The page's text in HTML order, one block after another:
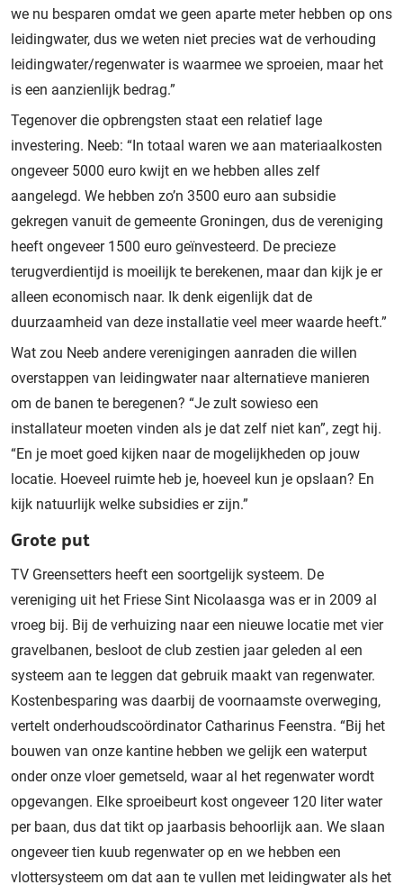
we nu besparen omdat we geen aparte meter hebben op ons
leidingwater, dus we weten niet precies wat de verhouding
leidingwater/regenwater is waarmee we sproeien, maar het
is een aanzienlijk bedrag.”
Tegenover die opbrengsten staat een relatief lage
investering. Neeb: “In totaal waren we aan materiaalkosten
ongeveer 5000 euro kwijt en we hebben alles zelf
aangelegd. We hebben zo’n 3500 euro aan subsidie
gekregen vanuit de gemeente Groningen, dus de vereniging
heeft ongeveer 1500 euro geïnvesteerd. De precieze
terugverdientijd is moeilijk te berekenen, maar dan kijk je er
alleen economisch naar. Ik denk eigenlijk dat de
duurzaamheid van deze installatie veel meer waarde heeft.”
Wat zou Neeb andere verenigingen aanraden die willen
overstappen van leidingwater naar alternatieve manieren
om de banen te beregenen? “Je zult sowieso een
installateur moeten vinden als je dat zelf niet kan”, zegt hij.
“En je moet goed kijken naar de mogelijkheden op jouw
locatie. Hoeveel ruimte heb je, hoeveel kun je opslaan? En
kijk natuurlijk welke subsidies er zijn.”
Grote put
TV Greensetters heeft een soortgelijk systeem. De
vereniging uit het Friese Sint Nicolaasga was er in 2009 al
vroeg bij. Bij de verhuizing naar een nieuwe locatie met vier
gravelbanen, besloot de club zestien jaar geleden al een
systeem aan te leggen dat gebruik maakt van regenwater.
Kostenbesparing was daarbij de voornaamste overweging,
vertelt onderhoudscoördinator Catharinus Feenstra. “Bij het
bouwen van onze kantine hebben we gelijk een waterput
onder onze vloer gemetseld, waar al het regenwater wordt
opgevangen. Elke sproeibeurt kost ongeveer 120 liter water
per baan, dus dat tikt op jaarbasis behoorlijk aan. We slaan
ongeveer tien kuub regenwater op en we hebben een
vlottersysteem om dat aan te vullen met leidingwater als het